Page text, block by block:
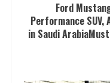
Ford
Performance SUV,
in Saudi